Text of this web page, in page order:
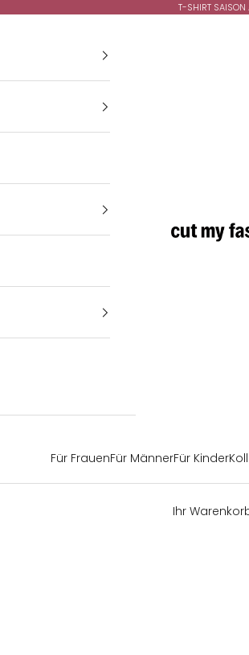
T-SHIRT SAISON
cutmyfashion
Für FrauenFür MännerFür Kinder
Ihr